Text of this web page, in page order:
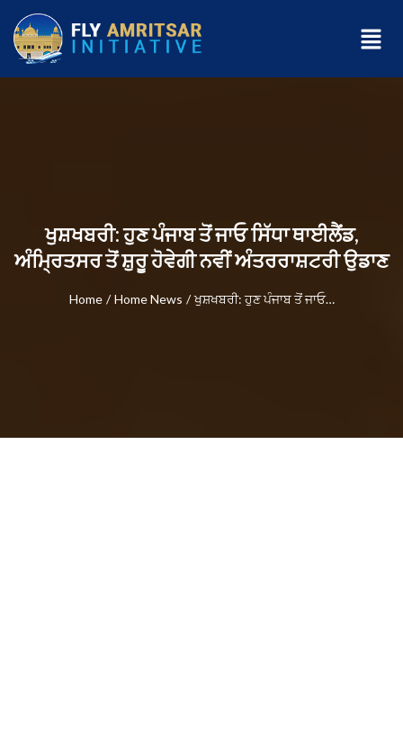
ਖੁਸ਼ਖਬਰੀ: ਹੁਣ ਪੰਜਾਬ ਤੋਂ ਜਾਓ ਸਿੱਧਾ ਥਾਈਲੈਂਡ,
ਅੰਮ੍ਰਿਤਸਰ ਤੋਂ ਸ਼ੁਰੂ ਹੋਵੇਗੀ ਨਵੀਂ ਅੰਤਰਰਾਸ਼ਟਰੀ ਉਡਾਣ
Home / Home News / ਖੁਸ਼ਖਬਰੀ: ਹੁਣ ਪੰਜਾਬ ਤੋਂ ਜਾਓ…